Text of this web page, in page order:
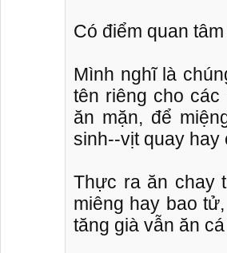
Có điểm quan
Mình nghĩ là
tên riêng cho các
ăn mặn, để
sinh--vịt quay
Thực ra ăn chay
miêng hay bao
tăng già vẫn ăn